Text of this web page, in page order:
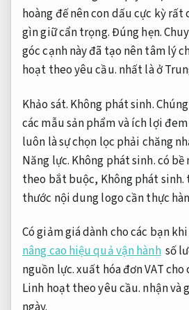
hoàng đế nên con dấu cực kỳ rất
gìn giữ cẩn trọng.Đúng hẹn.
góc cạnh này đã tạo nên tâm lý
hoạt theo yêu cầu. nhất là ở
Khảo sát. Không phát sinh.
các mẫu sản phẩm và ích lợi
luôn là sự chọn lọc phải chăng
Năng lực. Không phát sinh.có bề
theo bắt buộc, Không phát sinh.
thước nội dung logo cần thực
Có giảm giá dành cho các bạn khi
nâng cao hiệu quả vận hành số
nguồn lực.xuất hóa đơn VAT
Linh hoạt theo yêu cầu. nhận và